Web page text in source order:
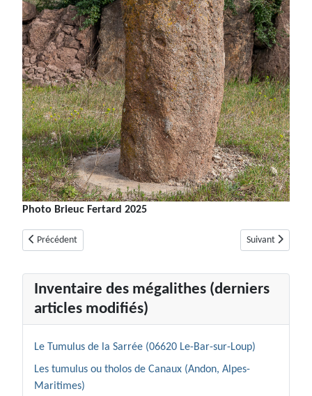
Photo Brieuc Fertard 2025
Article précédent : Menhir 3 des Veyssières (ou du Musée de Saint-
Précédent Article suivant :
Suivant
Inventaire des mégalithes (derniers
articles modifiés)
Le Tumulus de la Sarrée (06620 Le-Bar-sur-Loup)
Les tumulus ou tholos de Canaux (Andon, Alpes-
Maritimes)